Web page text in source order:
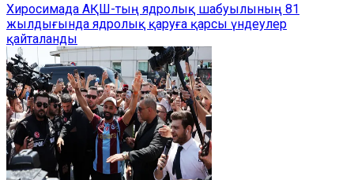
Хиросимада АҚШ-тың ядролық шабуылының 81
жылдығында ядролық қаруға қарсы үндеулер
қайталанды